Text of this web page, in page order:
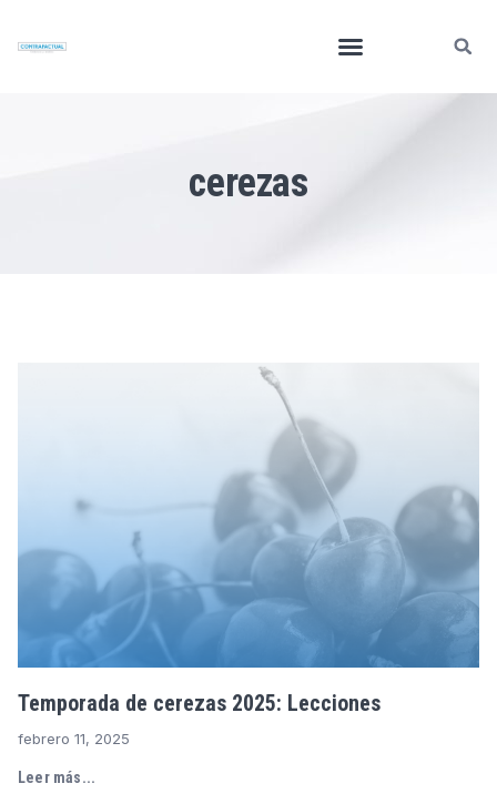
cerezas
Temporada de cerezas 2025: Lecciones
febrero 11, 2025
Leer más...